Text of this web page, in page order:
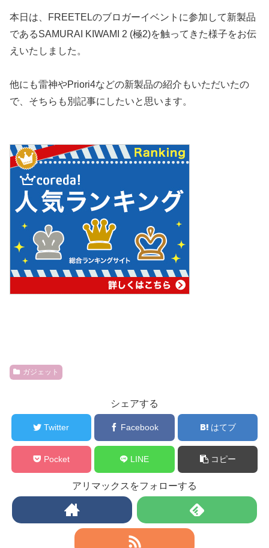
本日は、FREETELのブロガーイベントに参加して新製品
であるSAMURAI KIWAMI 2 (極2)を触ってきた様子をお伝
えいたしました。
他にも雷神やPriori4などの新製品の紹介もいただいたの
で、そちらも別記事にしたいと思います。
ガジェット
シェアする
Twitter Facebook はてブ
Pocket LINE コピー
アリマックスをフォローする